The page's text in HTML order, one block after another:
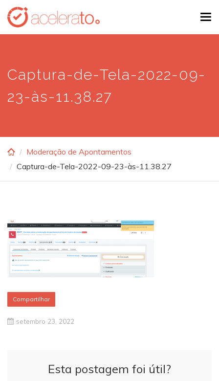
Skip
main
Captura-de-Tela-2022-09-
23-às-11.38.27
Moderação de Apontamentos
Captura-de-Tela-2022-09-23-às-11.38.27
Compartilhar
setembro 23, 2022
Esta postagem foi útil?